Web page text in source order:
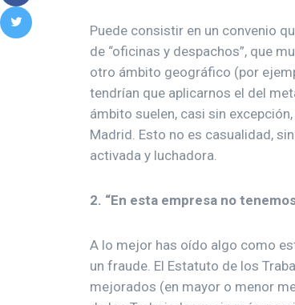
Puede consistir en un convenio
de “oficinas y despachos”, que
otro ámbito geográfico (por
tendrían que aplicarnos el del
ámbito suelen, casi sin
Madrid. Esto no es casualidad,
activada y luchadora.
2. “En esta empresa no
A lo mejor has oído algo como
un fraude. El Estatuto de los
mejorados (en mayor o menor